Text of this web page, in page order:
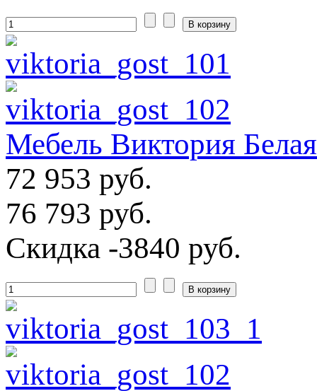
Мебель Виктория
72 953 руб.
76 793 руб.
Скидка -3840 руб.